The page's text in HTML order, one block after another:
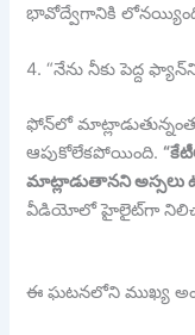
భావోద్వేగానికి
4. “నేను నీకు పెద్ద
ఫోన్‌లో
ఆపుకోలేకపోయింది.
మాట్లాడుతానని అస్సలు
వీడియోలో హైలైట్‌గా
ఈ ఘటనలోని ముఖ్య